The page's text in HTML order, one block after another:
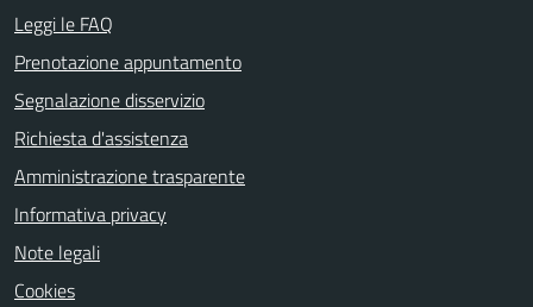
Leggi le FAQ
Prenotazione appuntamento
Segnalazione disservizio
Richiesta d'assistenza
Amministrazione trasparente
Informativa privacy
Note legali
Cookies